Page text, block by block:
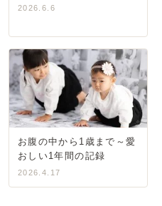
2026.6.6
お腹の中から1歳まで～愛
おしい1年間の記録
2026.4.17